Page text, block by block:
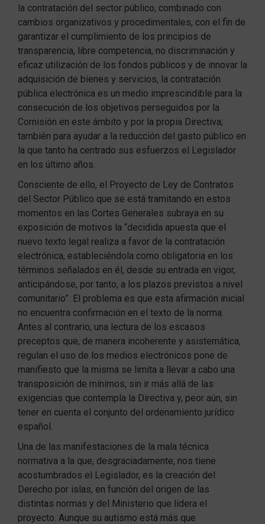
la contratación del sector público, combinado con
cambios organizativos y procedimentales, con el fin de
garantizar el cumplimiento de los principios de
transparencia, libre competencia, no discriminación y
eficaz utilización de los fondos públicos y de innovar la
adquisición de bienes y servicios, la contratación
pública electrónica es un medio imprescindible para la
consecución de los objetivos perseguidos por la
Comisión en este ámbito y por la propia Directiva;
también para ayudar a la reducción del gasto público en
la que tanto ha centrado sus esfuerzos el Legislador
en los último años.
Consciente de ello, el Proyecto de Ley de Contratos
del Sector Público que se está tramitando en estos
momentos en las Cortes Generales subraya en su
exposición de motivos la “decidida apuesta que el
nuevo texto legal realiza a favor de la contratación
electrónica, estableciéndola como obligatoria en los
términos señalados en él, desde su entrada en vigor,
anticipándose, por tanto, a los plazos previstos a nivel
comunitario”. El problema es que esta afirmación inicial
no encuentra confirmación en el texto de la norma.
Antes al contrario, una lectura de los escasos
preceptos que, de manera incoherente y asistemática,
regulan el uso de los medios electrónicos pone de
manifiesto que la misma se limita a llevar a cabo una
transposición de mínimos, sin ir más allá de las
exigencias que contempla la Directiva y, peor aún, sin
tener en cuenta el conjunto del ordenamiento jurídico
español.
Una de las manifestaciones de la mala técnica
normativa a la que, desgraciadamente, nos tiene
acostumbrados el Legislador, es la creación del
Derecho por islas, en función del origen de las
distintas normas y del Ministerio que lidera el
proyecto. Aunque su autismo está más que